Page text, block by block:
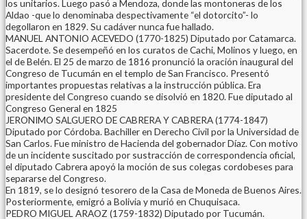
los unitarios. Luego pasó a Mendoza, donde las montoneras de los
Aldao -que lo denominaba despectivamente “el dotorcito”- lo
degollaron en 1829. Su cadáver nunca fue hallado.
MANUEL ANTONIO ACEVEDO (1770-1825) Diputado por Catamarca.
Sacerdote. Se desempeñó en los curatos de Cachi, Molinos y luego, en
el de Belén. El 25 de marzo de 1816 pronunció la oración inaugural del
Congreso de Tucumán en el templo de San Francisco. Presentó
importantes propuestas relativas a la instrucción pública. Era
presidente del Congreso cuando se disolvió en 1820. Fue diputado al
Congreso General en 1825
JERONIMO SALGUERO DE CABRERA Y CABRERA (1774-1847)
Diputado por Córdoba. Bachiller en Derecho Civil por la Universidad de
San Carlos. Fue ministro de Hacienda del gobernador Díaz. Con motivo
de un incidente suscitado por sustracción de correspondencia oficial,
el diputado Cabrera apoyó la moción de sus colegas cordobeses para
separarse del Congreso.
En 1819, se lo designó tesorero de la Casa de Moneda de Buenos Aires.
Posteriormente, emigró a Bolivia y murió en Chuquisaca.
PEDRO MIGUEL ARAOZ (1759-1832) Diputado por Tucumán.